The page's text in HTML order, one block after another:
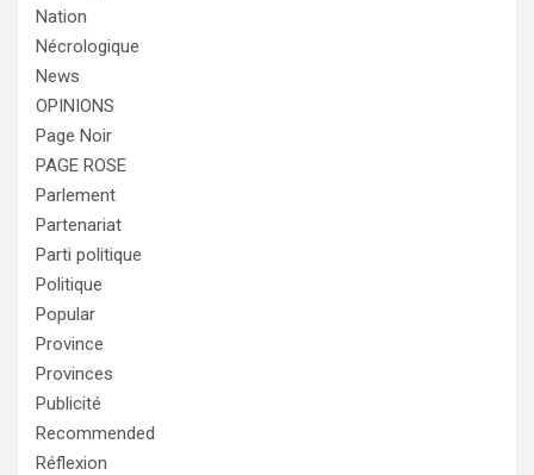
Nation
Nécrologique
News
OPINIONS
Page Noir
PAGE ROSE
Parlement
Partenariat
Parti politique
Politique
Popular
Province
Provinces
Publicité
Recommended
Réflexion